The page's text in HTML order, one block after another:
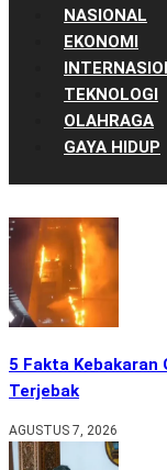
NASIONAL
EKONOMI
TEKNOLOGI
OLAHRAGA
GAYA HIDUP
5 Fakta Kebakaran
Terjebak
AGUSTUS 7, 2026